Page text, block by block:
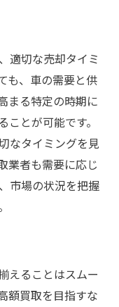
たい査定のコ
する
る
適切な売却タイミ
も、車の需要と供
まる特定の時期に
とが可能です。
なタイミングを見
業者も需要に応じ
市場の状況を把握
えることはスムー
額買取を目指すな